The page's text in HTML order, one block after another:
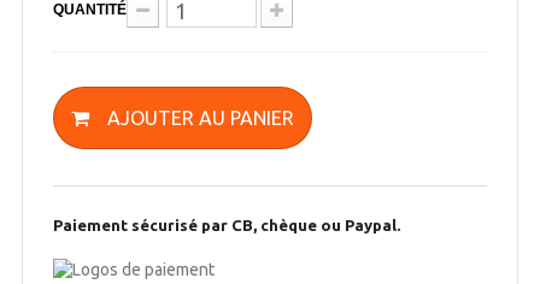
QUANTITÉ
AJOUTER AU PANIER
Paiement sécurisé par CB, chèque ou Paypal.